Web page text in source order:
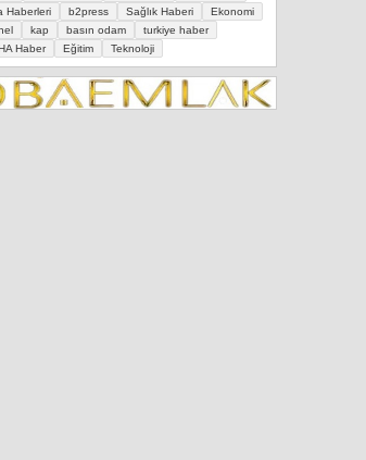
Haberleri
b2press Sağlık Haberi
Ekonomi
kap basın odam
turkiye haber
Haber
Eğitim Teknoloji